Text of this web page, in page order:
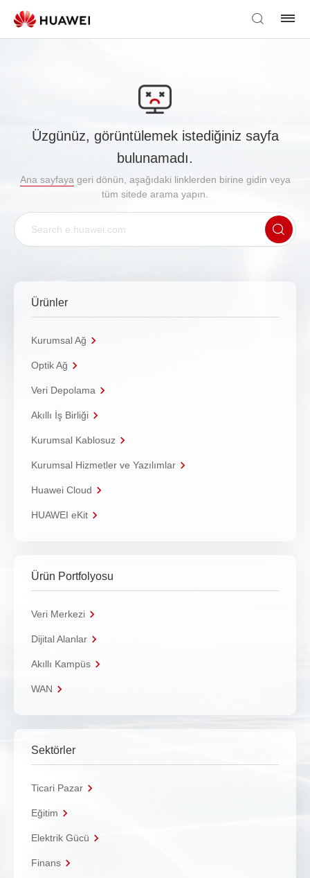
Üzgünüz, görüntülemek istediğiniz sayfa
bulunamadı.
Ana sayfaya geri dönün, aşağıdaki linklerden birine gidin veya
tüm sitede arama yapın.
Ürünler
Kurumsal Ağ
Optik Ağ
Veri Depolama
Akıllı İş Birliği
Kurumsal Kablosuz
Kurumsal Hizmetler ve Yazılımlar
Huawei Cloud
HUAWEI eKit
Ürün Portfolyosu
Veri Merkezi
Dijital Alanlar
Akıllı Kampüs
WAN
Sektörler
Ticari Pazar
Eğitim
Elektrik Gücü
Finans